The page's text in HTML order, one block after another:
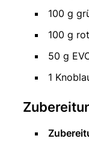
100 g
100 g
50 g
1